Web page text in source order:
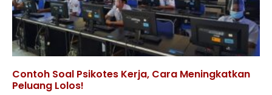
Contoh Soal Psikotes Kerja, Cara Meningkatkan
Peluang Lolos!